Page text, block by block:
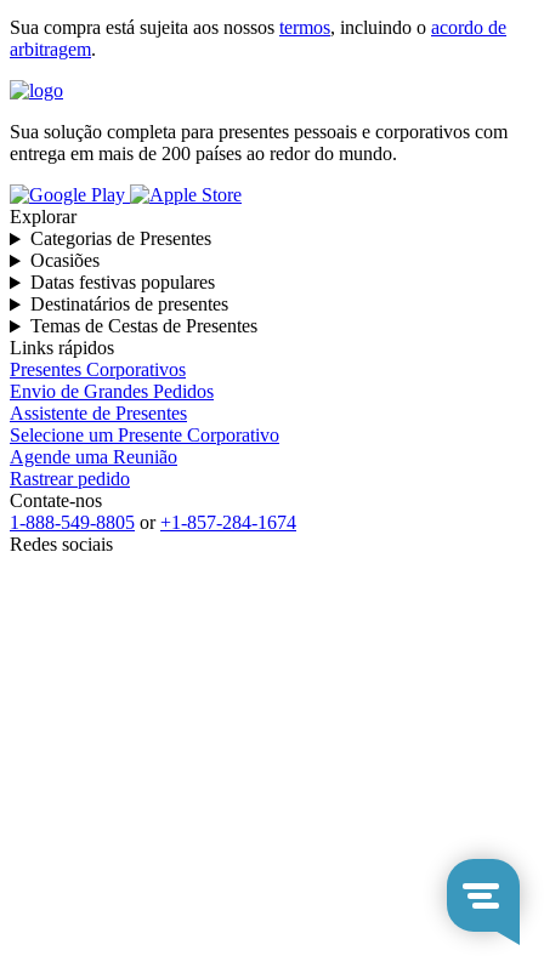
Sua compra está sujeita aos nossos termos, incluindo o acordo de
arbitragem.
Sua solução completa para presentes pessoais e corporativos com
entrega em mais de 200 países ao redor do mundo.
Explorar
Categorias de Presentes
Ocasiões
Datas festivas populares
Destinatários de presentes
Temas de Cestas de Presentes
Links rápidos
Presentes Corporativos
Envio de Grandes Pedidos
Assistente de Presentes
Selecione um Presente Corporativo
Agende uma Reunião
Rastrear pedido
Contate-nos
1-888-549-8805 or+1-857-284-1674
Redes sociais